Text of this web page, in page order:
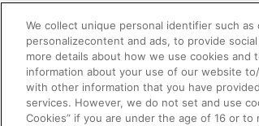
プライバシーポリ
プライバシーオプ
会社概要
We collect unique personal identifier such
personalizecontent and ads, to provide
more details about how we use cookies and
information about your use of our website
with other information that you have
services. However, we do not set and use
Cookies” if you are under the age of 16 or